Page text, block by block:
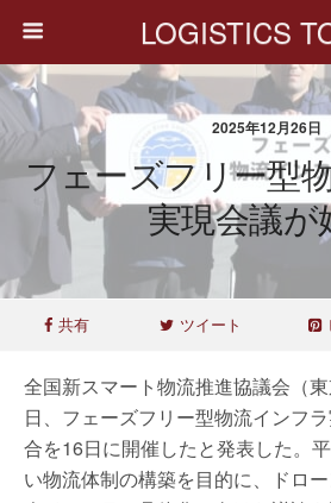
LOGISTICS
2025年12月26日
フェーズフリー型
実現会議が
共有 ツイート
全国新スマート物流推進協議会（
日、フェーズフリー型物流インフ
合を16日に開催したと発表した。
い物流体制の構築を目的に、ドロ